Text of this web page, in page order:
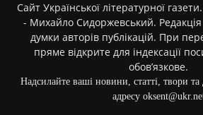
Сайт Української літературної
- Михайло Сидоржевський.
думки авторів публікацій. При
пряме відкрите для індексації
обов’язкове.
Надсилайте ваші новини, статті, твори
адресу